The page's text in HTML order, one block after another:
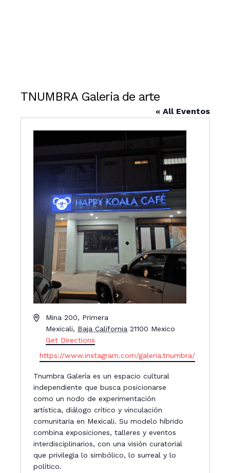
TNUMBRA Galeria de arte
« All Eventos
A
s
s
Mina 200, Primera
Mexicali, Baja California 21100 Mexico
Get Directions
b
s
i
t
e
https://www.instagram.com/galeria.tnumbra/
Tnumbra Galería es un espacio cultural
independiente que busca posicionarse
como un nodo de experimentación
artística, diálogo crítico y vinculación
comunitaria en Mexicali. Su modelo híbrido
combina exposiciones, talleres y eventos
interdisciplinarios, con una visión curatorial
que privilegia lo simbólico, lo surreal y lo
político.